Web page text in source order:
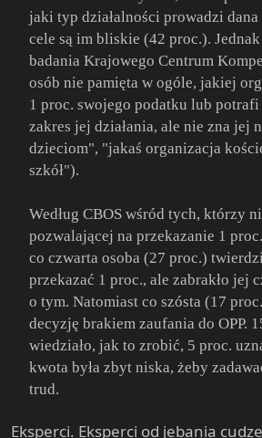
jaki typ działalności prowadzi
cele są im bliskie (42 proc.).
badania Krajowego Centrum
osób nie pamięta w ogóle, jakiej
1 proc. swojego podatku lub
zakres jej działania, ale nie zna jej
dzieciom", "jakaś organizacja
szkół").
Według CBOS wśród tych, którzy
pozwalającej na przekazanie 1
co czwarta osoba (27 proc.)
przekazać 1 proc., ale zabrakło jej
o tym. Natomiast co szósta (17
decyzję brakiem zaufania do OPP.
wiedziało, jak to zrobić, 5 proc.
kwota była zbyt niska, żeby
trud.
Eksperci. Eksperci od jebania